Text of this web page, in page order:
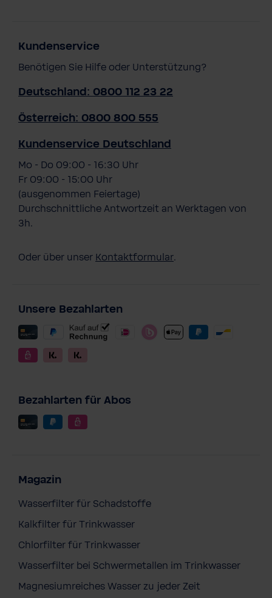
BWT EasyClean Tab - einfache &
Kundenservice
Benötigen Sie Hilfe oder Unterstützung?
Deutschland: 0800 112 23 22
Österreich: 0800 800 555
Kundenservice Deutschland
Mo - Do 09:00 - 16:30 Uhr
Fr 09:00 - 15:00 Uhr
(ausgenommen Feiertage)
Durchschnittliche Antwortzeit an Werktagen von
3h.
Oder über unser Kontaktformular.
Unsere Bezahlarten
Bezahlarten für Abos
Magazin
Wasserfilter für Schadstoffe
Kalkfilter für Trinkwasser
Chlorfilter für Trinkwasser
Wasserfilter bei Schwermetallen im Trinkwasser
Magnesiumreiches Wasser zu jeder Zeit